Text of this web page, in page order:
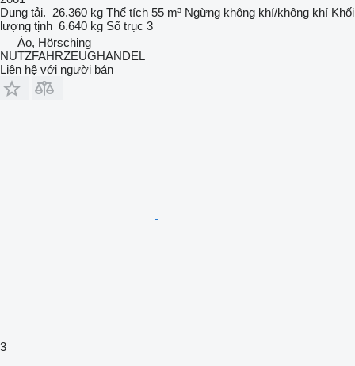
Dung tải. 26.360 kg Thể tích 55 m³ Ngừng không khí/không khí Khối
lượng tịnh 6.640 kg Số trục 3
Áo, Hörsching
NUTZFAHRZEUGHANDEL
Liên hệ với người bán
3